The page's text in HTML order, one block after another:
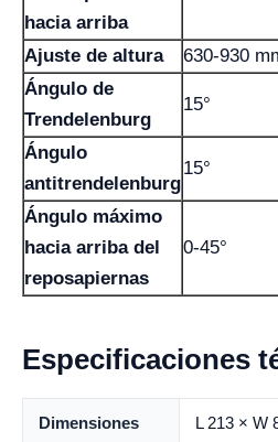
hacia arriba
Ajuste de altura
630-930
Ángulo de
Trendelenburg
15°
Ángulo
antitrendelenburg
15°
Ángulo máximo
hacia arriba del
reposapiernas
0-45°
Especificaciones
Dimensiones L 213 × W